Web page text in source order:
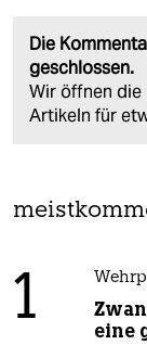
Die
geschlossen.
Wir öffnen
Artikeln für
1
eine